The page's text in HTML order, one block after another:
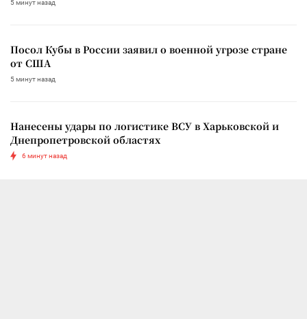
5 минут назад
Посол Кубы в России заявил о военной угрозе стране
от США
5 минут назад
Нанесены удары по логистике ВСУ в Харьковской и
Днепропетровской областях
6 минут назад